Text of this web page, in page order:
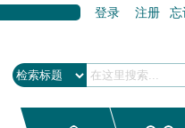
登录 注册 忘